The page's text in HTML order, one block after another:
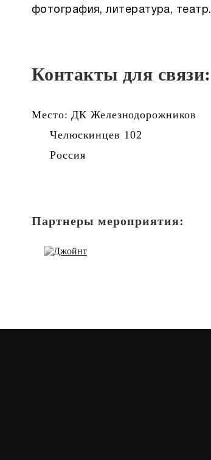
фотография, литература, театр.
Контакты для связи:
Место: ДК Железнодорожников
Челюскинцев 102
Россия
Партнеры мероприятия: